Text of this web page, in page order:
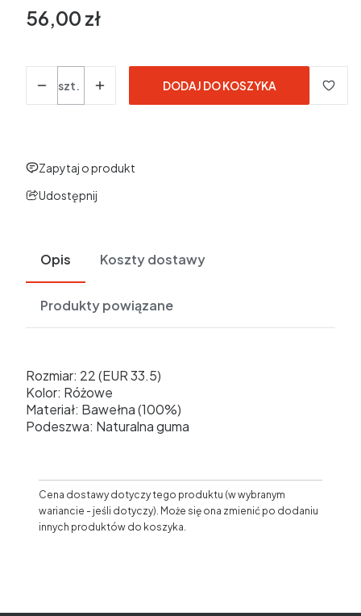
Cena
56,00 zł
szt.
DODAJ DO KOSZYKA
Zapytaj o produkt
Udostępnij
Opis Koszty dostawy
Produkty powiązane
Rozmiar: 22 (EUR 33.5)
Kolor: Różowe
Materiał: Bawełna (100%)
Podeszwa: Naturalna guma
Cena dostawy dotyczy tego produktu (w wybranym
wariancie - jeśli dotyczy). Może się ona zmienić po dodaniu
innych produktów do koszyka.